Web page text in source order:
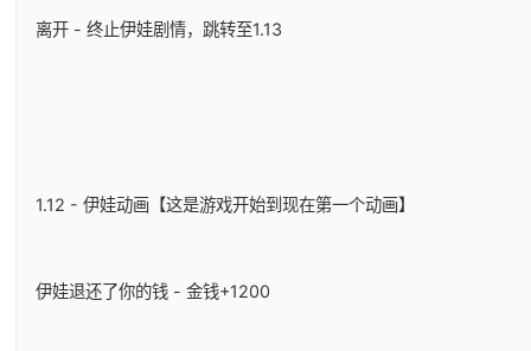
离开 - 终止伊娃剧情，跳转至1.13
1.12 - 伊娃动画【这是游戏开始到现在第一个动画】
伊娃退还了你的钱 - 金钱+1200